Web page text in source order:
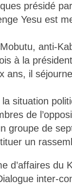
présidé
Yesu est
anti-
à la
ans, il
situation
de
groupe de
un
d’affaires du
inter-